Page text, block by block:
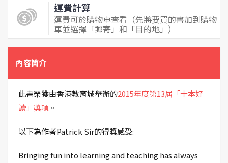
運費計算
運費可於購物車查看（先將要買的書加到購物
車並選擇「郵寄」和「目的地」）
內容簡介
此書榮獲由香港教育城舉辦的2015年度第13屆「十本好
讀」獎項 。
以下為作者Patrick Sir的得獎感受:
Bringing fun into learning and teaching has always